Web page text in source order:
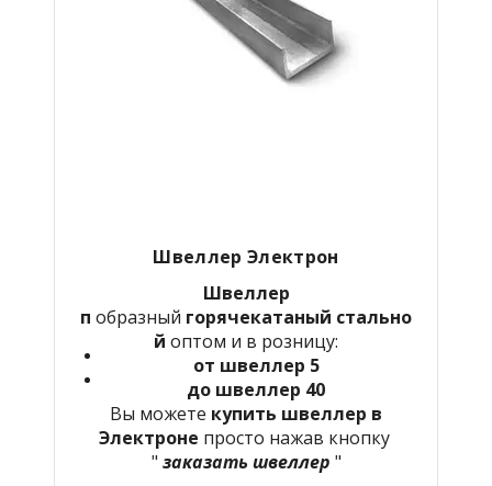
Швеллер Электрон
Швеллер
п образный горячекатаный стально
й оптом и в розницу:
от швеллер 5
до швеллер 40
Вы можете купить швеллер в
Электроне просто нажав кнопку
" заказать швеллер "